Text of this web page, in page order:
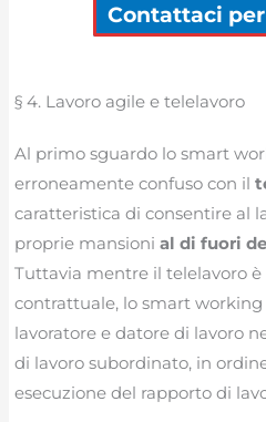
Contattaci
§ 4. Lavoro agile e telelavoro
Al primo sguardo lo smart
erroneamente confuso con il
caratteristica di consentire al
proprie mansionial di fuori
Tuttavia mentre il telelavoro
contrattuale, lo smart working
lavoratore e datore di lavoro
di lavoro subordinato, in
esecuzione del rapporto di